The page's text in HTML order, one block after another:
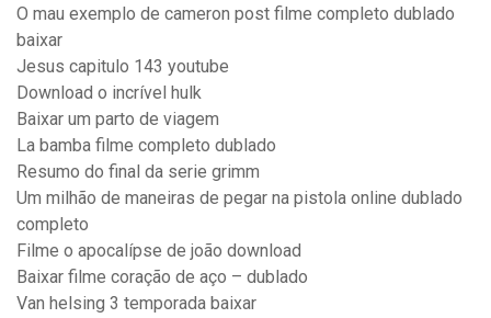
O mau exemplo de cameron post filme completo dublado
baixar
Jesus capitulo 143 youtube
Download o incrível hulk
Baixar um parto de viagem
La bamba filme completo dublado
Resumo do final da serie grimm
Um milhão de maneiras de pegar na pistola online dublado
completo
Filme o apocalípse de joão download
Baixar filme coração de aço – dublado
Van helsing 3 temporada baixar